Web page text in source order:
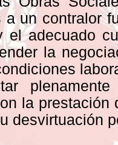
a un contralor
el adecuado
la
la
desvirtuación